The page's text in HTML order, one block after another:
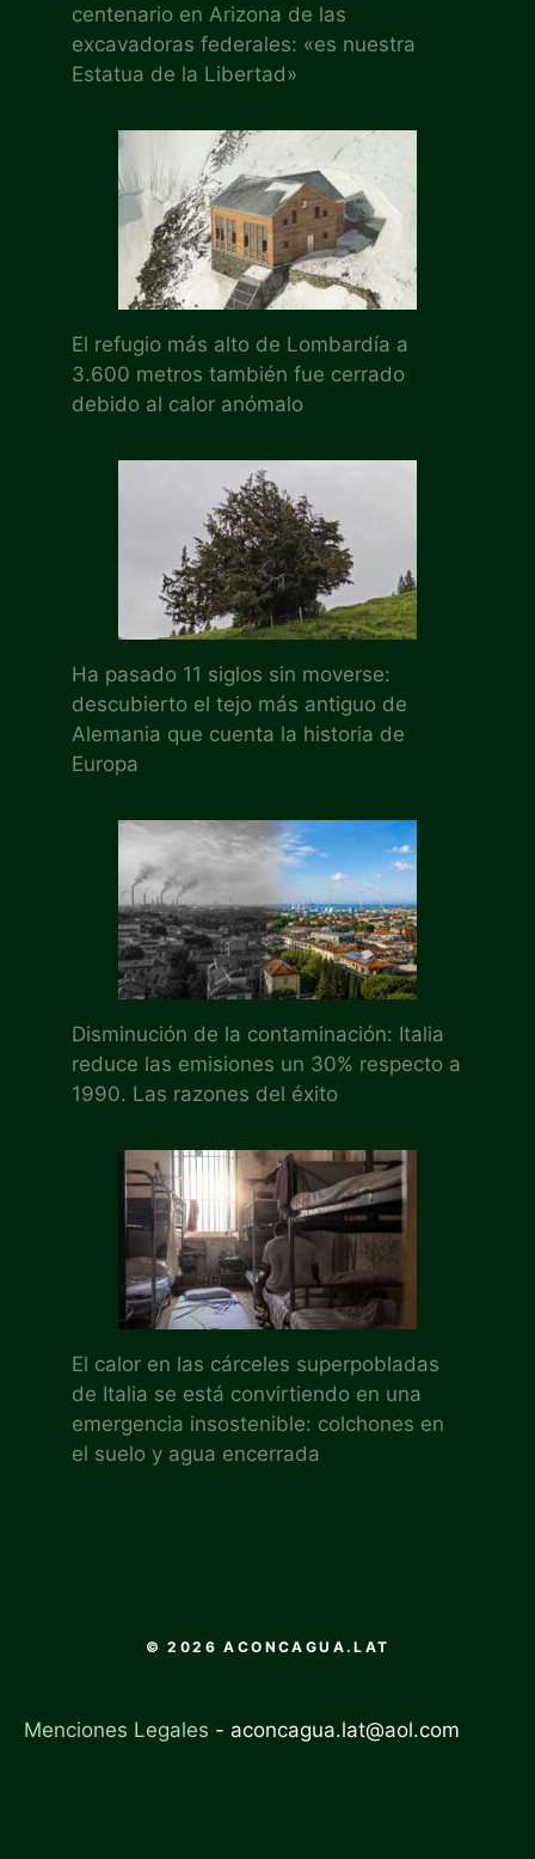
centenario en Arizona de las
excavadoras federales: «es nuestra
Estatua de la Libertad»
El refugio más alto de Lombardía a
3.600 metros también fue cerrado
debido al calor anómalo
Ha pasado 11 siglos sin moverse:
descubierto el tejo más antiguo de
Alemania que cuenta la historia de
Europa
Disminución de la contaminación: Italia
reduce las emisiones un 30% respecto a
1990. Las razones del éxito
El calor en las cárceles superpobladas
de Italia se está convirtiendo en una
emergencia insostenible: colchones en
el suelo y agua encerrada
© 2026 ACONCAGUA.LAT
Menciones Legales - aconcagua.lat@aol.com